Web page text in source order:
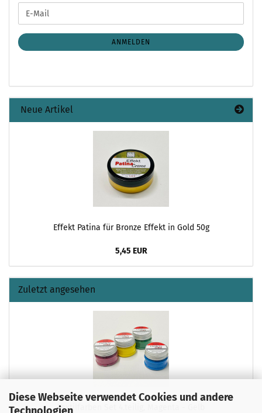
Diese Webseite verwendet Cookies und andere
Technologien
ZUR
ANMELDUNG
E-
Mail
ANMELDEN
Neue Artikel
Effekt Patina für Bronze Effekt in Gold 50g
5,45 EUR
Zuletzt angesehen
Textilfarben Set 4.teilig, Magenta - Gelb